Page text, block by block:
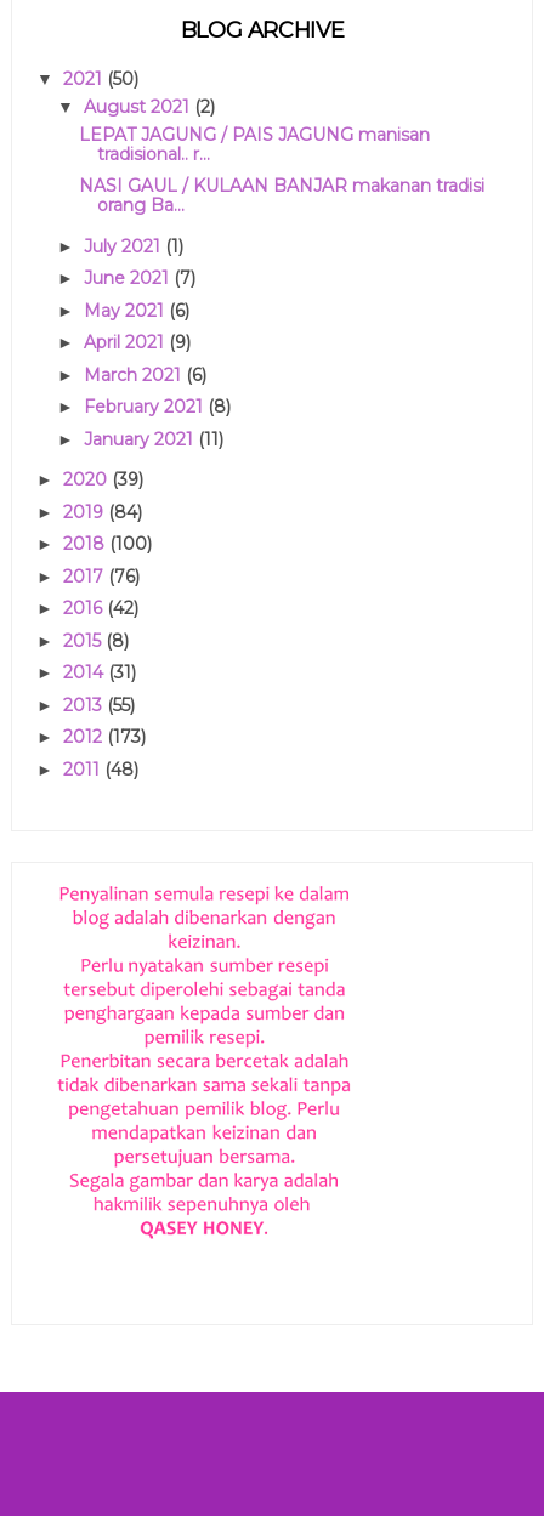
BLOG ARCHIVE
▼ 2021 (50)
▼ August 2021 (2)
LEPAT JAGUNG / PAIS JAGUNG manisan
tradisional.. r...
NASI GAUL / KULAAN BANJAR makanan tradisi
orang Ba...
► July 2021 (1)
► June 2021 (7)
► May 2021 (6)
► April 2021 (9)
► March 2021 (6)
► February 2021 (8)
► January 2021 (11)
► 2020 (39)
► 2019 (84)
► 2018 (100)
► 2017 (76)
► 2016 (42)
► 2015 (8)
► 2014 (31)
► 2013 (55)
► 2012 (173)
► 2011 (48)